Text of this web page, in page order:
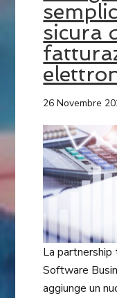
sicura
26 Novembre
La partnership
Software
aggiunge un